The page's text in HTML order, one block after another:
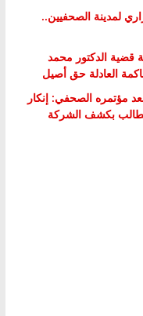
لمدينة الصحفيين..
قضية الدكتور محمد
العادلة حق أصيل
مؤتمره الصحفي: إنكار
بكشف الشركة